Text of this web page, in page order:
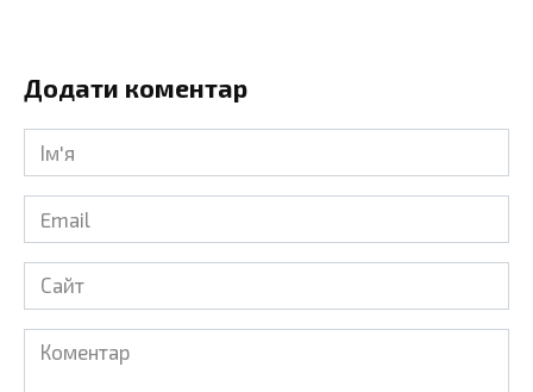
Додати коментар
Ім'я
Email
Сайт
Коментар